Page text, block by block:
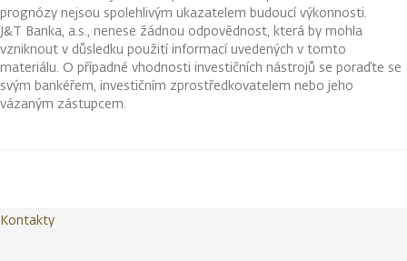
prognózy nejsou spolehlivým ukazatelem budoucí výkonnosti.
J&T Banka, a.s., nenese žádnou odpovědnost, která by mohla
vzniknout v důsledku použití informací uvedených v tomto
materiálu. O případné vhodnosti investičních nástrojů se poraďte se
svým bankéřem, investičním zprostředkovatelem nebo jeho
vázaným zástupcem.
Kontakty